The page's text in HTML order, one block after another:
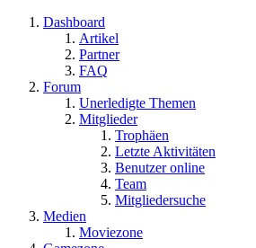
Dashboard
Artikel
Partner
FAQ
Forum
Unerledigte Themen
Mitglieder
Trophäen
Letzte Aktivitäten
Benutzer online
Team
Mitgliedersuche
Medien
Moviezone